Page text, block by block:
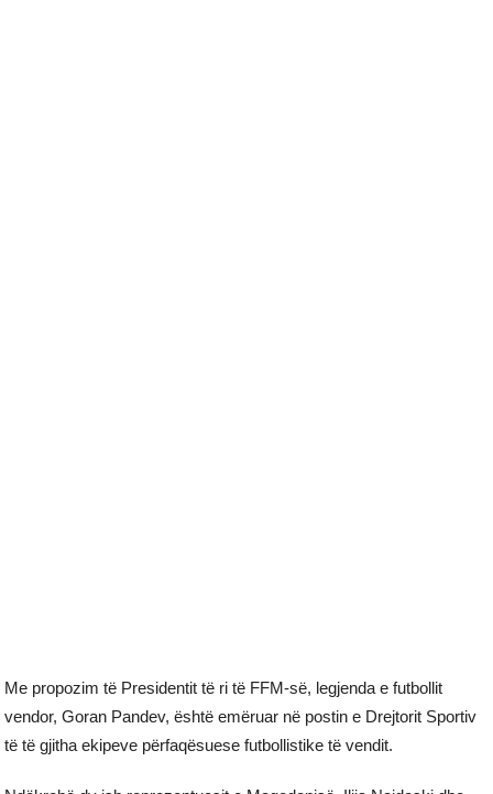
Me propozim të Presidentit të ri të FFM-së, legjenda e futbollit
vendor, Goran Pandev, është emëruar në postin e Drejtorit Sportiv
të të gjitha ekipeve përfaqësuese futbollistike të vendit.